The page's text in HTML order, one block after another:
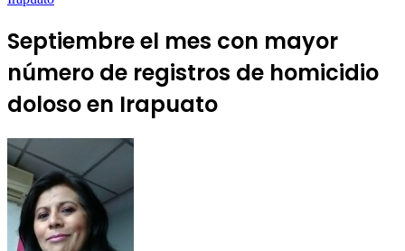
Septiembre el mes con mayor
número de registros de homicidio
doloso en Irapuato